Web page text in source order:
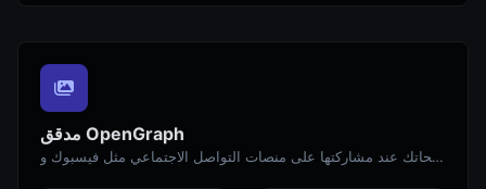
مدقق OpenGraph
أدخل رابط موقعك الإلكتروني لمعاينة كيف تظهر صفحاتك عند مشاركتها على منصات التواصل الاجتماعي مثل فيسبوك و X (تويتر).